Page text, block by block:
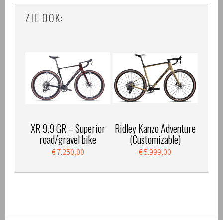
ZIE OOK:
XR 9.9 GR – Superior
road/gravel bike
€ 7.250,00
Ridley Kanzo Adventure
(Customizable)
€ 5.999,00